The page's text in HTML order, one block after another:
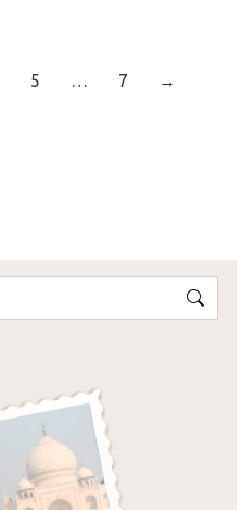
5 … 7 →